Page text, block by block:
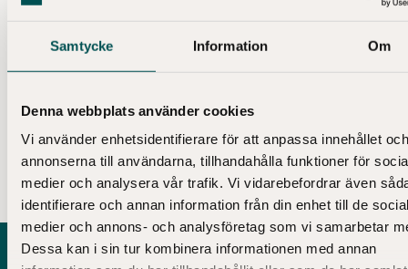
Samtycke Information Om
Denna webbplats använder cookies
Vi använder enhetsidentifierare för att anpassa innehållet och
annonserna till användarna, tillhandahålla funktioner för
medier och analysera vår trafik. Vi vidarebefordrar även
identifierare och annan information från din enhet till de
medier och annons- och analysföretag som vi samarbetar
Dessa kan i sin tur kombinera informationen med annan
inträde till museet.
Tunnelbana: Karlaplan eller Östermalmstorg
Huvudsponsor till